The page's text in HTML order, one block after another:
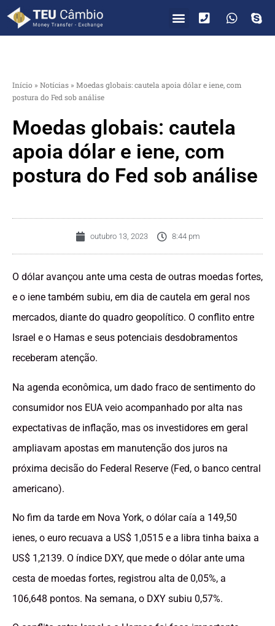
Início » Notícias » Moedas globais: cautela apoia dólar e iene, com
postura do Fed sob análise
Moedas globais: cautela
apoia dólar e iene, com
postura do Fed sob análise
outubro 13, 2023 8:44 pm
O dólar avançou ante uma cesta de outras moedas fortes,
e o iene também subiu, em dia de cautela em geral nos
mercados, diante do quadro geopolítico. O conflito entre
Israel e o Hamas e seus potenciais desdobramentos
receberam atenção.
Na agenda econômica, um dado fraco de sentimento do
consumidor nos EUA veio acompanhado por alta nas
expectativas de inflação, mas os investidores em geral
ampliavam apostas em manutenção dos juros na
próxima decisão do Federal Reserve (Fed, o banco central
americano).
No fim da tarde em Nova York, o dólar caía a 149,50
ienes, o euro recuava a US$ 1,0515 e a libra tinha baixa a
US$ 1,2139. O índice DXY, que mede o dólar ante uma
cesta de moedas fortes, registrou alta de 0,05%, a
106,648 pontos. Na semana, o DXY subiu 0,57%.